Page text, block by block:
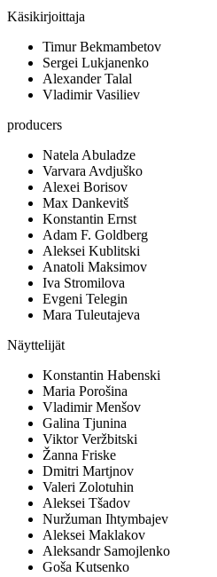
Käsikirjoittaja
Timur Bekmambetov
Sergei Lukjanenko
Alexander Talal
Vladimir Vasiliev
producers
Natela Abuladze
Varvara Avdjuško
Alexei Borisov
Max Dankevitš
Konstantin Ernst
Adam F. Goldberg
Aleksei Kublitski
Anatoli Maksimov
Iva Stromilova
Evgeni Telegin
Mara Tuleutajeva
Näyttelijät
Konstantin Habenski
Maria Porošina
Vladimir Menšov
Galina Tjunina
Viktor Veržbitski
Žanna Friske
Dmitri Martjnov
Valeri Zolotuhin
Aleksei Tšadov
Nuržuman Ihtymbajev
Aleksei Maklakov
Aleksandr Samojlenko
Goša Kutsenko